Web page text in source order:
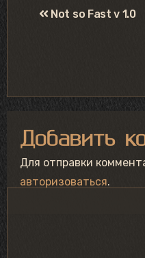
по Not so Fast v 1.0
Добавить
Для отправки
авторизоваться.